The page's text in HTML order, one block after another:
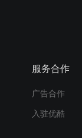
服务合作
广告合作
入驻优酷